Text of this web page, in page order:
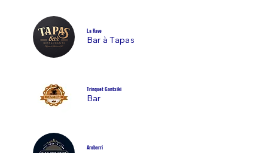
La Kave
Bar à Tapas
Trinquet Gantxiki
Bar
Aroberri